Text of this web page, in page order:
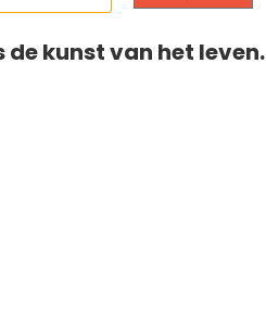
de kunst van het leven.